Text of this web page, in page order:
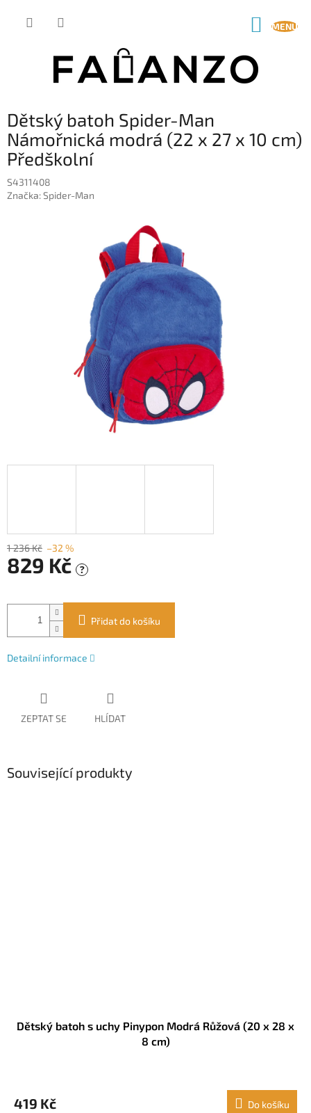
Dětský batoh Spider-Man
Námořnická modrá (22 x 27 x 10 cm)
Předškolní
S4311408
Značka:Spider-Man
1 236 Kč –32 %
829 Kč ?
cena:
Přidat do košíku
Detailní informace
ZEPTAT SE HLÍDAT
Související produkty
Dětský batoh s uchy Pinypon Modrá Růžová (20 x 28 x
8 cm)
419 Kč Do košíku